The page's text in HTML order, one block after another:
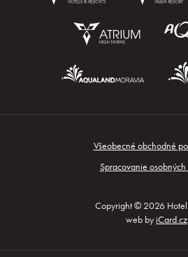
Prihlásiť
Copyright © 2026 Hotel
Všeobecné obchodné
Spracovanie
web byiCard.cz